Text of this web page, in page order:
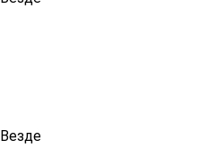
Везде